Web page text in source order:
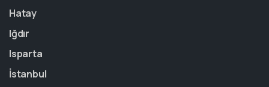
Hatay
Iğdır
Isparta
İstanbul